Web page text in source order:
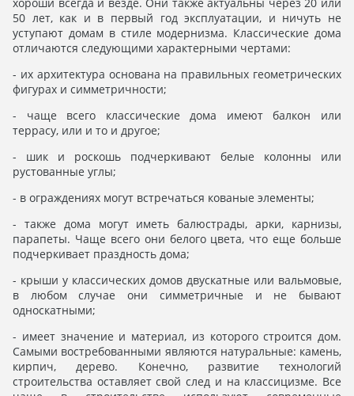
50 лет, как и в первый год эксплуатации, и ничуть не
уступают домам в стиле модернизма. Классические дома
отличаются следующими характерными чертами:
- их архитектура основана на правильных геометрических
фигурах и симметричности;
- чаще всего классические дома имеют балкон или
террасу, или и то и другое;
- шик и роскошь подчеркивают белые колонны или
рустованные углы;
- в ограждениях могут встречаться кованые элементы;
- также дома могут иметь балюстрады, арки, карнизы,
парапеты. Чаще всего они белого цвета, что еще больше
подчеркивает праздность дома;
- крыши у классических домов двускатные или вальмовые,
в любом случае они симметричные и не бывают
односкатными;
- имеет значение и материал, из которого строится дом.
Самыми востребованными являются натуральные: камень,
кирпич, дерево. Конечно, развитие технологий
строительства оставляет свой след и на классицизме. Все